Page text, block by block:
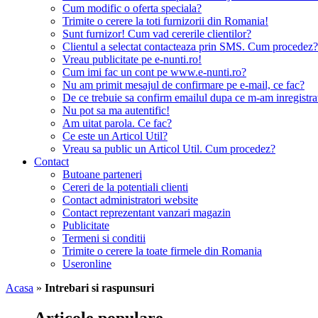
Cum modific o oferta speciala?
Trimite o cerere la toti furnizorii din Romania!
Sunt furnizor! Cum vad cererile clientilor?
Clientul a selectat contacteaza prin SMS. Cum procedez?
Vreau publicitate pe e-nunti.ro!
Cum imi fac un cont pe www.e-nunti.ro?
Nu am primit mesajul de confirmare pe e-mail, ce fac?
De ce trebuie sa confirm emailul dupa ce m-am
Nu pot sa ma autentific!
Am uitat parola. Ce fac?
Ce este un Articol Util?
Vreau sa public un Articol Util. Cum procedez?
Contact
Butoane parteneri
Cereri de la potentiali clienti
Contact administratori website
Contact reprezentant vanzari magazin
Publicitate
Termeni si conditii
Trimite o cerere la toate firmele din Romania
Useronline
Acasa » Intrebari si raspunsuri